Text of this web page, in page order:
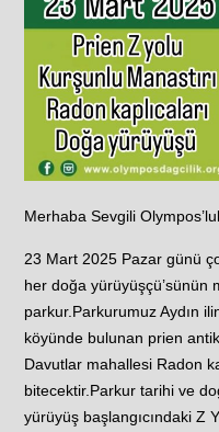
Merhaba Sevgili
23 Mart 2025 Pazar günü
her doğa yürüyüşçü’sünün
parkur.Parkurumuz Aydın
köyünde bulunan prien
Davutlar mahallesi Radon
bitecektir.Parkur tarihi ve
yürüyüş başlangıcındaki Z